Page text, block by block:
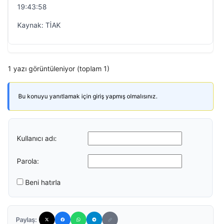
19:43:58
Kaynak: TİAK
1 yazı görüntüleniyor (toplam 1)
Bu konuyu yanıtlamak için giriş yapmış olmalısınız.
Kullanıcı adı:
Parola:
Beni hatırla
Paylaş: